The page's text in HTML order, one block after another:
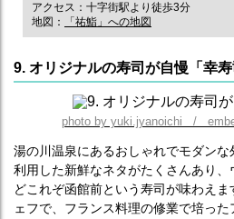
アクセス：十字街駅より徒歩3分
地図：
「祐鮨」への地図
9. オリジナルの寿司が自慢「幸寿
photo by yuki.jyanoichi /
湯の川温泉にあるおしゃれでモダン
利用した新鮮なネタがたくさんあり
どこれぞ函館前という寿司が味わえ
ェフで、フランス料理の修業で培っ